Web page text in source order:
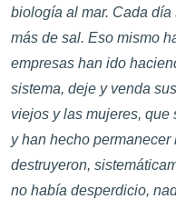
biología al mar. Cada
más de sal. Eso mismo
empresas han ido
sistema, deje y venda
viejos y las mujeres,
y han hecho
destruyeron,
no había desperdicio,